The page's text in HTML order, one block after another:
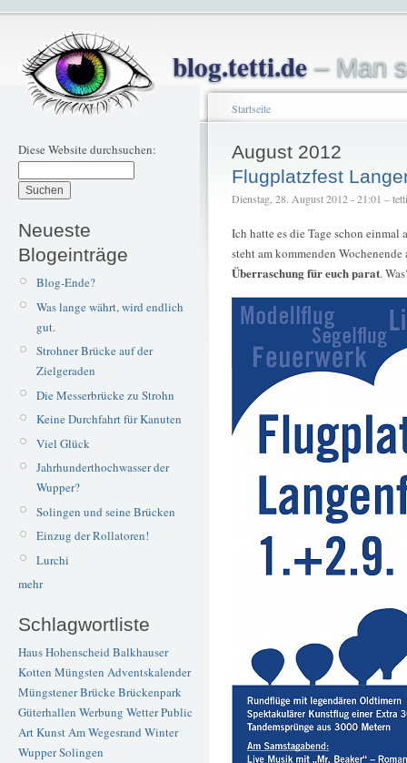
blog.tetti.de– Man
Diese Website durchsuchen:
Neueste
Blogeinträge
Blog-Ende?
Was lange währt, wird endlich
gut.
Strohner Brücke auf der
Zielgeraden
Die Messerbrücke zu Strohn
Keine Durchfahrt für Kanuten
Viel Glück
Jahrhunderthochwasser der
Wupper?
Solingen und seine Brücken
Einzug der Rollatoren!
Lurchi
mehr
Schlagwortliste
Haus Hohenscheid Balkhauser
Kotten Müngsten Adventskalender
Müngstener BrückeBrückenpark
Güterhallen Werbung WetterPublic
ArtKunstAm Wegesrand Winter
WupperSolingen
Startseite
August 2012
Flugplatzfest
Dienstag, 28. August 2012 - 21:01 – tetti
Ich hatte es die Tage schon einmal
steht am kommenden
Überraschung für euch parat.